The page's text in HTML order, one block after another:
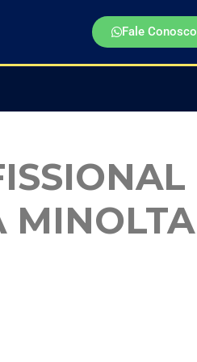
Fale Conosco
MINOLTA